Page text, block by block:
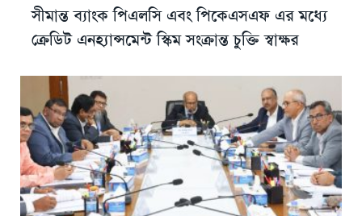
সীমান্ত ব্যাংক পিএলসি এবং পিকেএসএফ এর মধ্যে
ক্রেডিট এনহ্যান্সমেন্ট স্কিম সংক্রান্ত চুক্তি স্বাক্ষর